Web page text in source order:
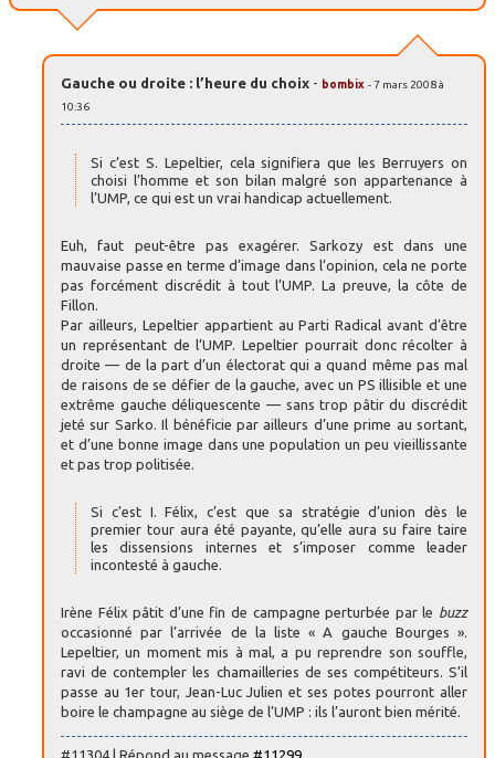
Gauche ou droite : l’heure du choix - bombix - 7 mars 2008 à
10:36
Si c’est S. Lepeltier, cela signifiera que les Berruyers on
choisi l’homme et son bilan malgré son appartenance à
l’UMP, ce qui est un vrai handicap actuellement.
Euh, faut peut-être pas exagérer. Sarkozy est dans une
mauvaise passe en terme d’image dans l’opinion, cela ne porte
pas forcément discrédit à tout l’UMP. La preuve, la côte de
Fillon.
Par ailleurs, Lepeltier appartient au Parti Radical avant d’être
un représentant de l’UMP. Lepeltier pourrait donc récolter à
droite — de la part d’un électorat qui a quand même pas mal
de raisons de se défier de la gauche, avec un PS illisible et une
extrême gauche déliquescente — sans trop pâtir du discrédit
jeté sur Sarko. Il bénéficie par ailleurs d’une prime au sortant,
et d’une bonne image dans une population un peu vieillissante
et pas trop politisée.
Si c’est I. Félix, c’est que sa stratégie d’union dès le
premier tour aura été payante, qu’elle aura su faire taire
les dissensions internes et s’imposer comme leader
incontesté à gauche.
Irène Félix pâtit d’une fin de campagne perturbée par le buzz
occasionné par l’arrivée de la liste « A gauche Bourges ».
Lepeltier, un moment mis à mal, a pu reprendre son souffle,
ravi de contempler les chamailleries de ses compétiteurs. S’il
passe au 1er tour, Jean-Luc Julien et ses potes pourront aller
boire le champagne au siège de l’UMP : ils l’auront bien mérité.
#11304 | Répond au message #11299